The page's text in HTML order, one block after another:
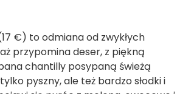
€) to odmiana od zwykłych
przypomina deser, z piękną
chantilly posypaną świeżą
pyszny, ale też bardzo słodki i